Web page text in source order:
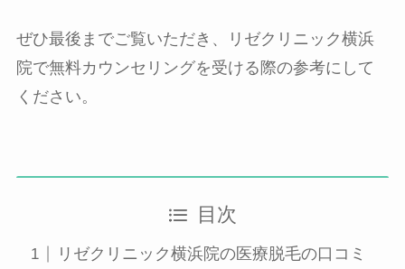
ぜひ最後までご覧いただき、リゼクリニック横浜
院で無料カウンセリングを受ける際の参考にして
ください。
目次
リゼクリニック横浜院の医療脱毛の口コミ